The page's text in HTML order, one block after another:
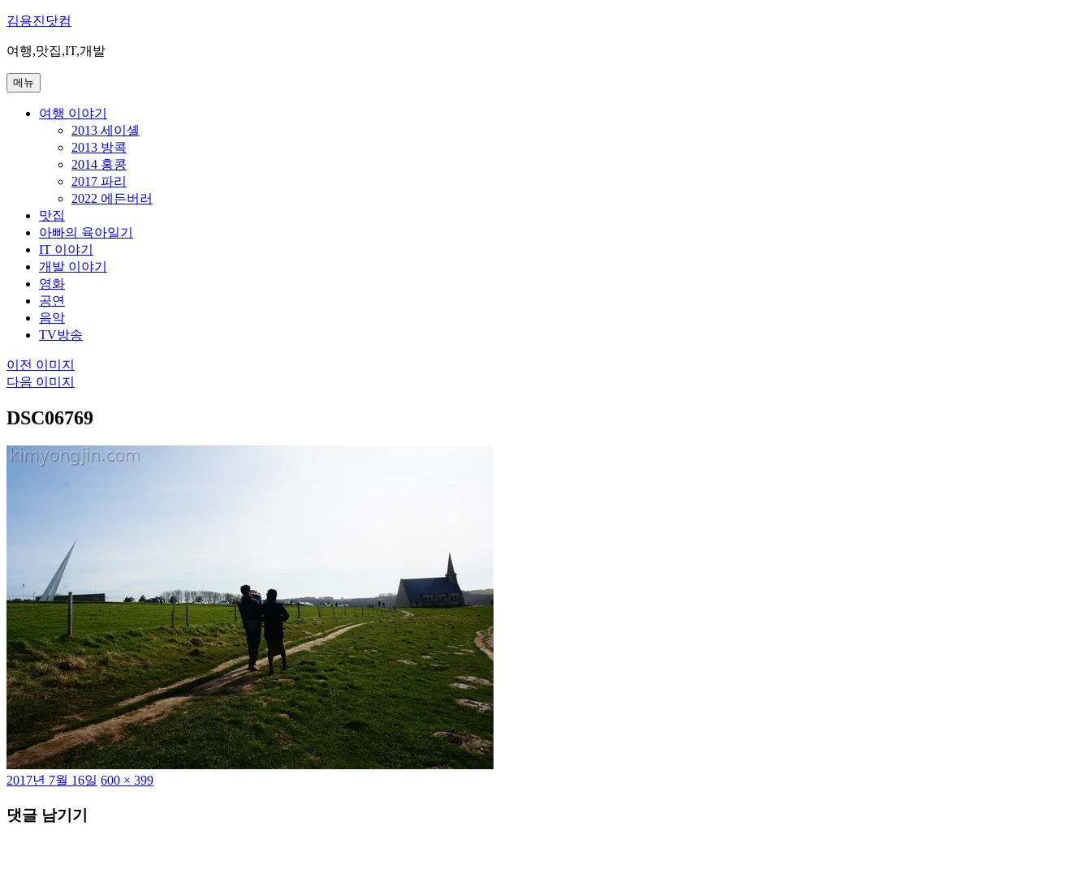
콘
츠
로
바
김용진닷컴
여행,맛집,IT,개발
메뉴
여행 이야기
2013 세이셸
2013 방콕
2014 홍콩
2017 파리
2022 에든버러
맛집
아빠의 육아일기
IT 이야기
개발 이야기
영화
공연
음악
TV방송
이전 이미지
다음 이미지
DSC06769
작
일
2017년 7월 16일 전
600 × 399
댓글 남기기